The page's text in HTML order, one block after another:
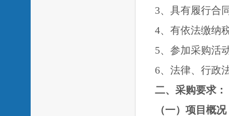
3、具有履行合
4、有依法缴纳
5、参加采购活
6、法律、行政
二、采购要求：
（一）项目概况